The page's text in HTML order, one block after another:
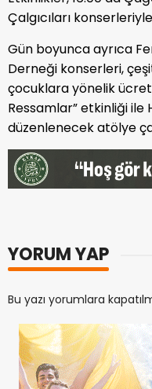
Çalgıcıları
Gün boyunca ayrıca
Derneği konserleri,
çocuklara yönelik
Ressamlar” etkinliği ile
düzenlenecek atölye
YORUM YAP
Bu yazı yorumlara